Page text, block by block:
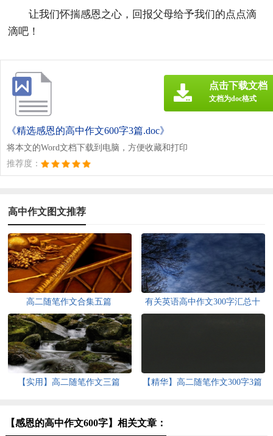
让我们怀揣感恩之心，回报父母给予我们的点点滴
滴吧！
《精选感恩的高中作文600字3篇.doc》
将本文的Word文档下载到电脑，方便收藏和打印
推荐度：
点击下载文档
文档为doc格式
高中作文图文推荐
高二随笔作文合集五篇
有关英语高中作文300字汇总十
【实用】高二随笔作文三篇 【精华】高二随笔作文300字3篇
【感恩的高中作文600字】相关文章：